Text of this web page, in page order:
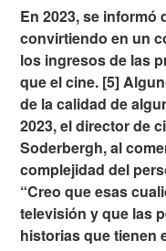
En 2023, se informó
convirtiendo en un
los ingresos de las
que el cine. [5]
de la calidad de
2023, el director de
Soderbergh, al
complejidad del
“Creo que esas
televisión y que las
historias que tienen